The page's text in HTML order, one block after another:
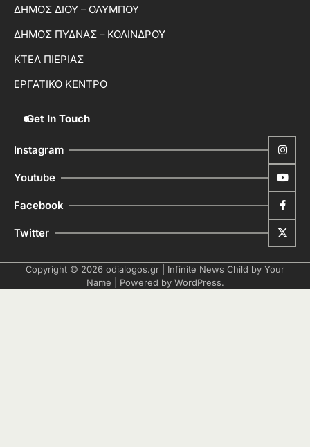
ΔΗΜΟΣ ΔΙΟΥ – ΟΛΥΜΠΟΥ
ΔΗΜΟΣ ΠΥΔΝΑΣ – ΚΟΛΙΝΔΡΟΥ
ΚΤΕΛ ΠΙΕΡΙΑΣ
ΕΡΓΑΤΙΚΟ ΚΕΝΤΡΟ
Get In Touch
Instagram
Youtube
Facebook
Twitter
Copyright © 2026 odialogos.gr | Infinite News Child by Your
Name | Powered by WordPress.